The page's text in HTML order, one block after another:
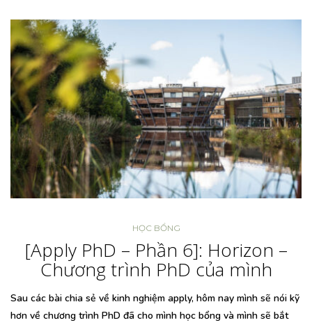
HỌC BỔNG
[Apply PhD – Phần 6]: Horizon –
Chương trình PhD của mình
Sau các bài chia sẻ về kinh nghiệm apply, hôm nay mình sẽ nói kỹ
hơn về chương trình PhD đã cho mình học bổng và mình sẽ bắt